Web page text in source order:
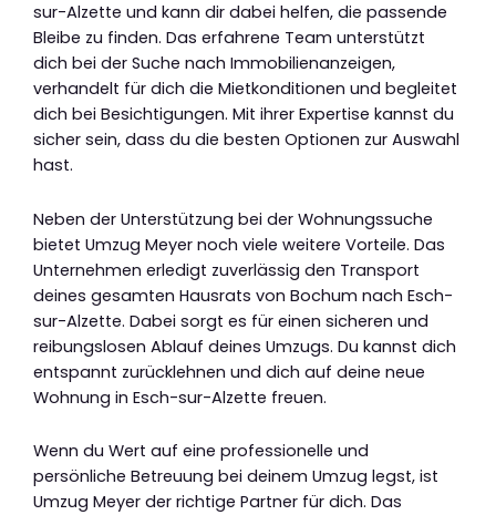
sur-Alzette und kann dir dabei helfen, die passende
Bleibe zu finden. Das erfahrene Team unterstützt
dich bei der Suche nach Immobilienanzeigen,
verhandelt für dich die Mietkonditionen und begleitet
dich bei Besichtigungen. Mit ihrer Expertise kannst du
sicher sein, dass du die besten Optionen zur Auswahl
hast.
Neben der Unterstützung bei der Wohnungssuche
bietet Umzug Meyer noch viele weitere Vorteile. Das
Unternehmen erledigt zuverlässig den Transport
deines gesamten Hausrats von Bochum nach Esch-
sur-Alzette. Dabei sorgt es für einen sicheren und
reibungslosen Ablauf deines Umzugs. Du kannst dich
entspannt zurücklehnen und dich auf deine neue
Wohnung in Esch-sur-Alzette freuen.
Wenn du Wert auf eine professionelle und
persönliche Betreuung bei deinem Umzug legst, ist
Umzug Meyer der richtige Partner für dich. Das